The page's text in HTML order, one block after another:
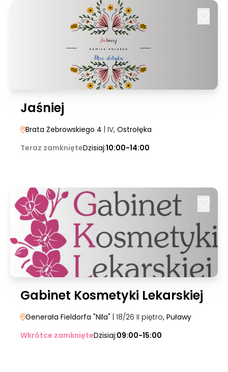
Jaśniej
Brata Żebrowskiego 4 | IV, Ostrołęka
Teraz zamknięteDzisiaj:10:00-14:00
Gabinet Kosmetyki Lekarskiej
Generała Fieldorfa "NIla" | 18/26 II piętro, Puławy
Wkrótce zamknięteDzisiaj:09:00-15:00